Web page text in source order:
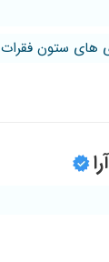
های ستون فقرات